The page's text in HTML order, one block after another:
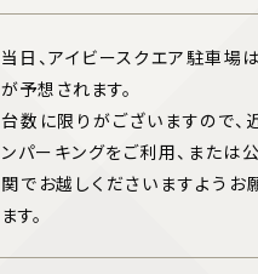
当日、アイビースクエア駐車場
が予想されます。
台数に限りがございますので、
ンパーキングをご利用、または
関でお越しくださいますようお
ます。